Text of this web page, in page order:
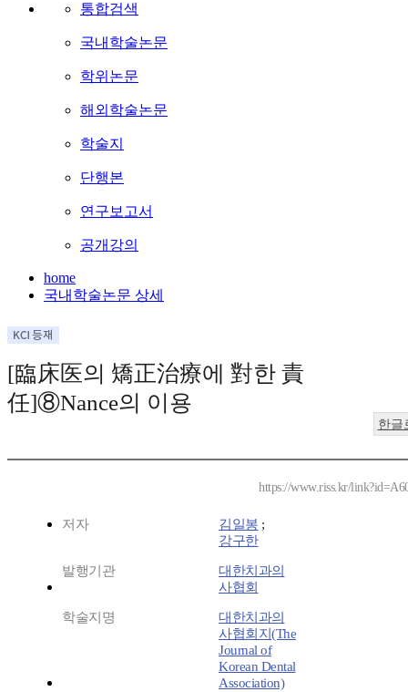
통합검색
국내학술논문
학위논문
해외학술논문
학술지
단행본
연구보고서
공개강의
home
국내학술논문 상세
[臨床医의 矯正治療에 對한 責
任]⑧Nance의 이용
한글
https://www.riss.kr/
저자 김일봉 ;
강구한
발행기관
대한치과의
사협회
학술지명
대한치과의
사협회지(The
Journal of
Korean Dental
Association)